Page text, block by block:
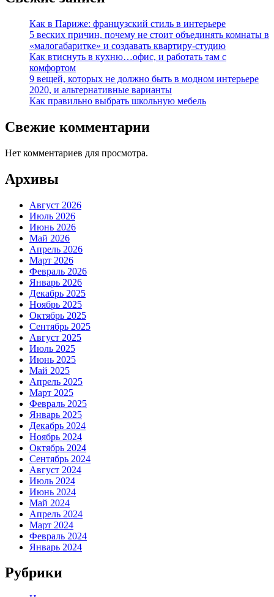
Как в Париже: французский стиль в интерьере
5 веских причин, почему не стоит объединять комнаты в
«малогабаритке» и создавать квартиру-студию
Как втиснуть в кухню…офис, и работать там с
комфортом
9 вещей, которых не должно быть в модном интерьере
2020, и альтернативные варианты
Как правильно выбрать школьную мебель
Свежие комментарии
Нет комментариев для просмотра.
Архивы
Август 2026
Июль 2026
Июнь 2026
Май 2026
Апрель 2026
Март 2026
Февраль 2026
Январь 2026
Декабрь 2025
Ноябрь 2025
Октябрь 2025
Сентябрь 2025
Август 2025
Июль 2025
Июнь 2025
Май 2025
Апрель 2025
Март 2025
Февраль 2025
Январь 2025
Декабрь 2024
Ноябрь 2024
Октябрь 2024
Сентябрь 2024
Август 2024
Июль 2024
Июнь 2024
Май 2024
Апрель 2024
Март 2024
Февраль 2024
Январь 2024
Рубрики